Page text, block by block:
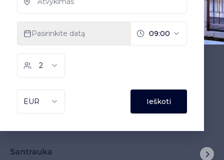
Santrauka